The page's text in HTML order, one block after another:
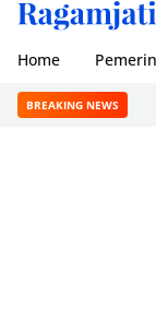
Home
BREAKING NEWS